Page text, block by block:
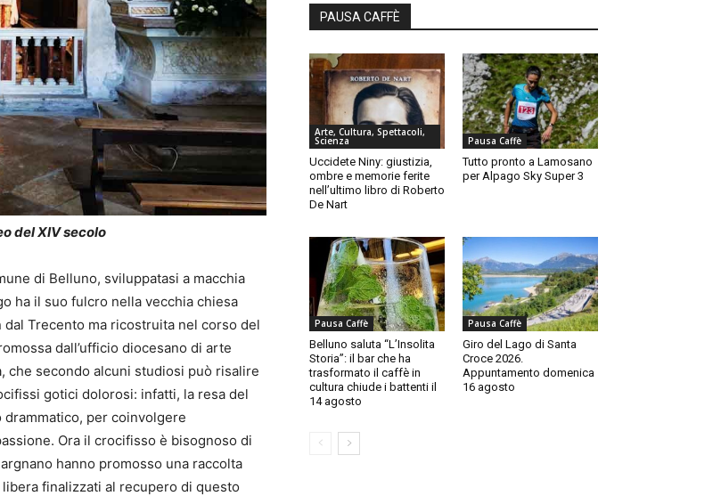
del XIV secolo
di Belluno, sviluppatasi a macchia
ha il suo fulcro nella vecchia chiesa
Trecento ma ricostruita nel corso del
dall’ufficio diocesano di arte
che secondo alcuni studiosi può risalire
gotici dolorosi: infatti, la resa del
per coinvolgere
Ora il crocifisso è bisognoso di
hanno promosso una raccolta
finalizzati al recupero di questo
PAUSA CAFFÈ
Arte, Cultura, Spettacoli,
Scienza
Uccidete Niny: giustizia,
ombre e memorie ferite
nell’ultimo libro di Roberto
De Nart
Pausa Caffè
Tutto pronto a Lamosano
per Alpago Sky Super 3
Pausa Caffè
Belluno saluta “L’Insolita
Storia”: il bar che ha
trasformato il caffè in
cultura chiude i battenti il
14 agosto
Pausa Caffè
Giro del Lago di Santa
Croce 2026.
Appuntamento domenica
16 agosto